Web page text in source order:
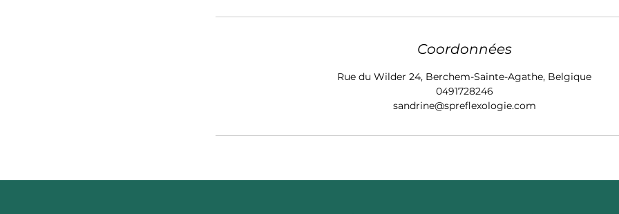
Coordonnées
Rue du Wilder 24, Berchem-Sainte-Agathe, Belgique
0491728246
sandrine@spreflexologie.com